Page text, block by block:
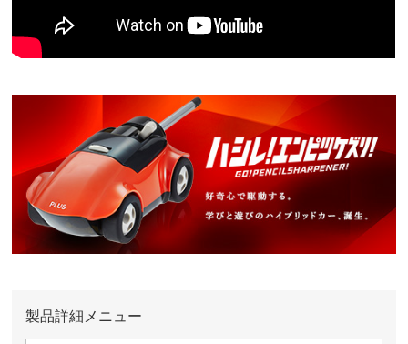
製品詳細メニュー